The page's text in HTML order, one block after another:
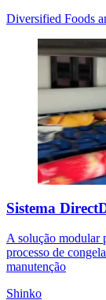
Diversified Foods
Sistema
A solução modular
processo de
manutenção
Shinko